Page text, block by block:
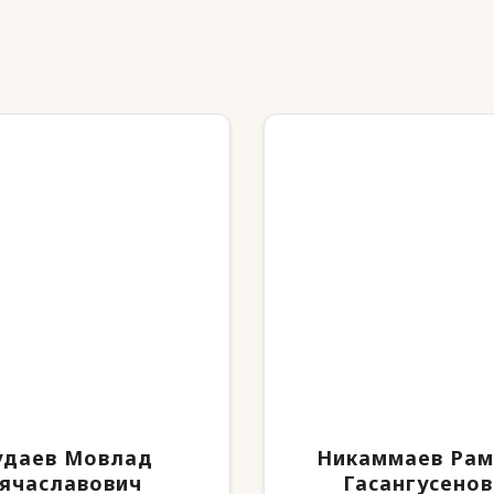
Мовлад
Никаммаев